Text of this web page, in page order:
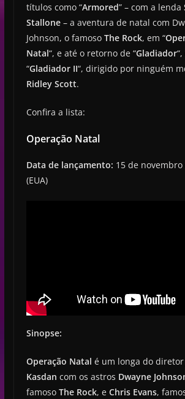
títulos como “Armored” – com a lenda
Stallone– a aventura de natal com
Johnson, o famoso The Rock, em “
Natal“, e até o retorno de “Gladiador
“Gladiador II“, dirigido por ninguém
Ridley Scott.
Confira a lista:
Operação Natal
Data de lançamento: 15 de novembro
(EUA)
Sinopse:
Operação Natal é um longa do diretor
Kasdan com os astros Dwayne
famoso The Rock, e Chris Evans,